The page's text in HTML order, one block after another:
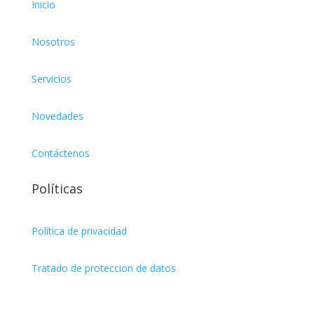
Inicio
Nosotros
Servicios
Novedades
Contáctenos
Políticas
Política de privacidad
Tratado de proteccion de datos